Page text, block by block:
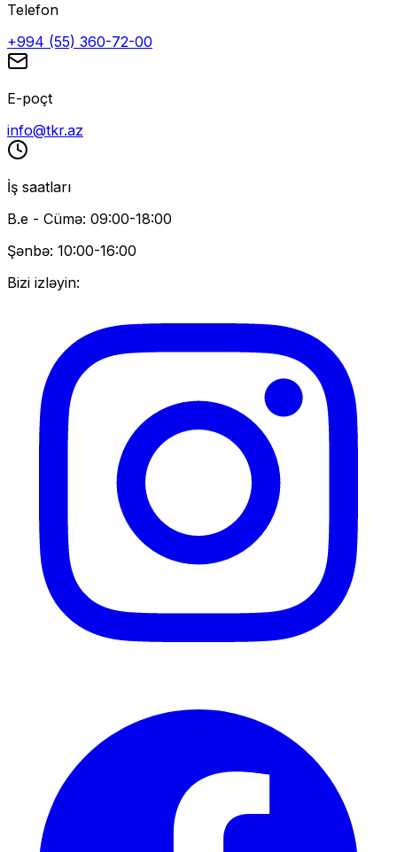
Telefon
+994 (55) 360-72-00
E-poçt
info@tkr.az
İş saatları
B.e - Cümə: 09:00-18:00
Şənbə: 10:00-16:00
Bizi izləyin: